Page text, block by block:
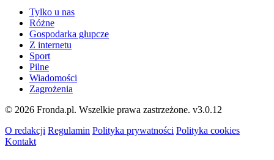
Tylko u nas
Różne
Gospodarka głupcze
Z internetu
Sport
Pilne
Wiadomości
Zagrożenia
© 2026 Fronda.pl. Wszelkie prawa zastrzeżone. v3.0.12
O redakcji Regulamin Polityka prywatności Polityka cookies
Kontakt